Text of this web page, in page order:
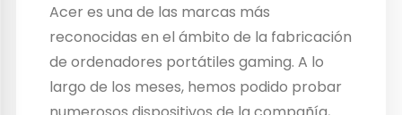
Acer es una de las marcas más
reconocidas en el ámbito de la fabricación
de ordenadores portátiles gaming. A lo
largo de los meses, hemos podido probar